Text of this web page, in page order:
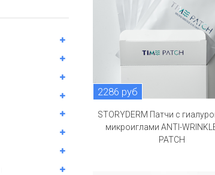
2286 руб
STORYDERM Патчи с
микроиглами ANTI-
PATCH